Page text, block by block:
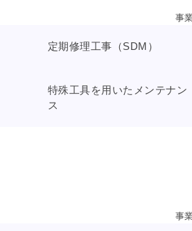
事
定期修理工事（SDM）
特殊工具を用いたメンテナン
ス
事